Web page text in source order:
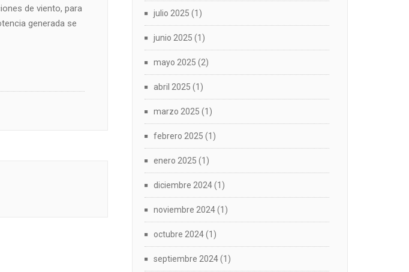
de viento, para
generada se
julio 2025 (1)
junio 2025 (1)
mayo 2025 (2)
abril 2025 (1)
marzo 2025 (1)
febrero 2025 (1)
enero 2025 (1)
diciembre 2024(1)
noviembre 2024(1)
octubre 2024(1)
septiembre 2024(1)